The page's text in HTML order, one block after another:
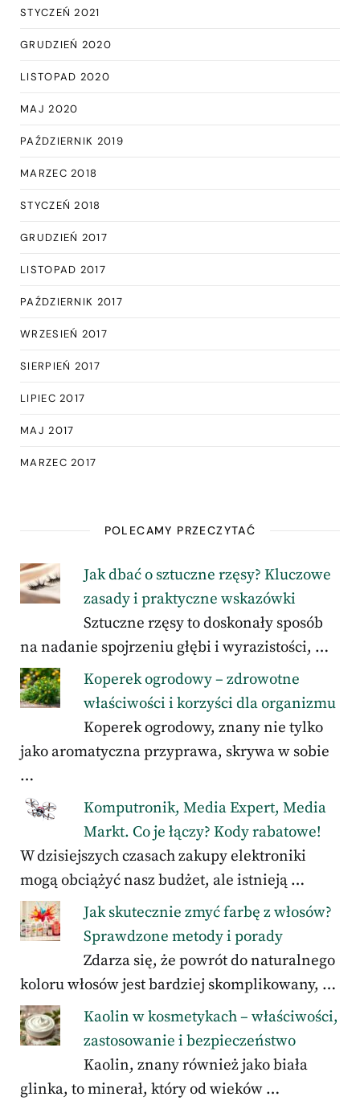
STYCZEŃ 2021
GRUDZIEŃ 2020
LISTOPAD 2020
MAJ 2020
PAŹDZIERNIK 2019
MARZEC 2018
STYCZEŃ 2018
GRUDZIEŃ 2017
LISTOPAD 2017
PAŹDZIERNIK 2017
WRZESIEŃ 2017
SIERPIEŃ 2017
LIPIEC 2017
MAJ 2017
MARZEC 2017
POLECAMY PRZECZYTAĆ
Jak dbać o sztuczne rzęsy? Kluczowe
zasady i praktyczne wskazówki
Sztuczne rzęsy to doskonały sposób
na nadanie spojrzeniu głębi i wyrazistości, …
Koperek ogrodowy – zdrowotne
właściwości i korzyści dla organizmu
Koperek ogrodowy, znany nie tylko
jako aromatyczna przyprawa, skrywa w sobie
…
Komputronik, Media Expert, Media
Markt. Co je łączy? Kody rabatowe!
W dzisiejszych czasach zakupy elektroniki
mogą obciążyć nasz budżet, ale istnieją …
Jak skutecznie zmyć farbę z włosów?
Sprawdzone metody i porady
Zdarza się, że powrót do naturalnego
koloru włosów jest bardziej skomplikowany, …
Kaolin w kosmetykach – właściwości,
zastosowanie i bezpieczeństwo
Kaolin, znany również jako biała
glinka, to minerał, który od wieków …